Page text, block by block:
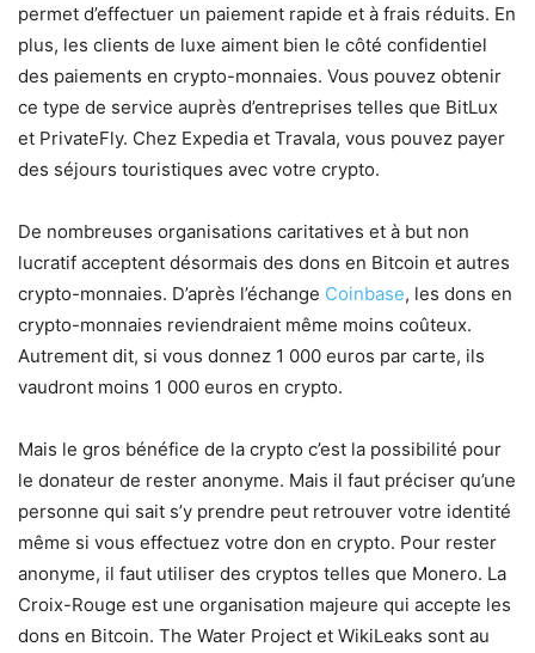
permet d’effectuer un paiement rapide et à frais réduits. En
plus, les clients de luxe aiment bien le côté confidentiel
des paiements en crypto-monnaies. Vous pouvez obtenir
ce type de service auprès d’entreprises telles que BitLux
et PrivateFly. Chez Expedia et Travala, vous pouvez payer
des séjours touristiques avec votre crypto.
De nombreuses organisations caritatives et à but non
lucratif acceptent désormais des dons en Bitcoin et autres
crypto-monnaies. D’après l’échange Coinbase, les dons en
crypto-monnaies reviendraient même moins coûteux.
Autrement dit, si vous donnez 1 000 euros par carte, ils
vaudront moins 1 000 euros en crypto.
Mais le gros bénéfice de la crypto c’est la possibilité pour
le donateur de rester anonyme. Mais il faut préciser qu’une
personne qui sait s’y prendre peut retrouver votre identité
même si vous effectuez votre don en crypto. Pour rester
anonyme, il faut utiliser des cryptos telles que Monero. La
Croix-Rouge est une organisation majeure qui accepte les
dons en Bitcoin. The Water Project et WikiLeaks sont au